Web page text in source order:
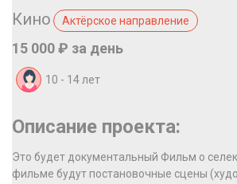
Кино Актёрское направление
15 000 ₽ за день
10 - 14 лет
Описание проекта:
Это будет документальный Фильм о
фильме будут постановочные сцены